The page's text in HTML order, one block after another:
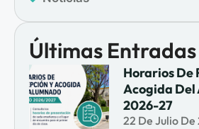
Últimas Entradas
Horarios De
Acogida Del
2026-27
22 De Julio De